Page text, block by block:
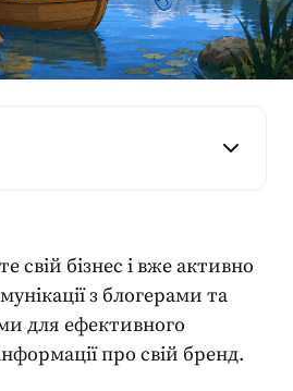
свій бізнес і вже активно
з блогерами та
для ефективного
про свій бренд.